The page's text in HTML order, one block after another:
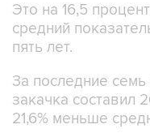
Это на 16,5
средний
пять лет.
За последние
закачка составил
21,6% меньше